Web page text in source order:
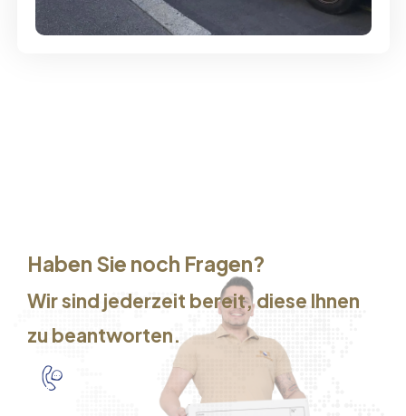
Haben Sie noch Fragen?
Wir sind jederzeit bereit, diese Ihnen
zu beantworten.